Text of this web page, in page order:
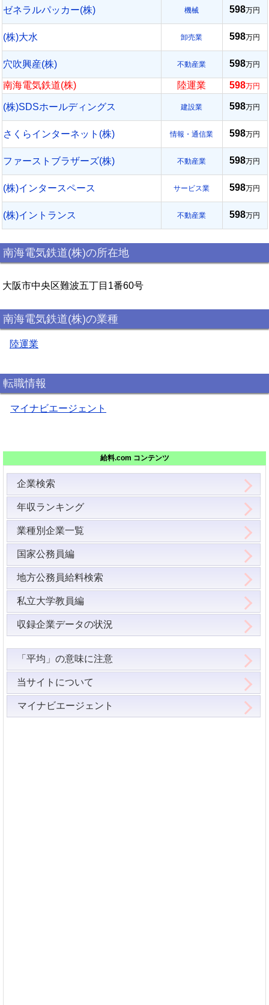
ゼネラルパッカー(株) 機械 598万円
(株)大水 卸売業 598万円
穴吹興産(株) 不動産業 598万円
南海電気鉄道(株) 陸運業 598万円
(株)SDSホールディングス 建設業 598万円
さくらインターネット(株) 情報・通信業 598万円
ファーストブラザーズ(株) 不動産業 598万円
(株)インタースペース サービス業 598万円
(株)イントランス 不動産業 598万円
南海電気鉄道(株)の所在地
大阪市中央区難波五丁目1番60号
南海電気鉄道(株)の業種
陸運業
転職情報
マイナビエージェント
給料.com コンテンツ
企業検索
年収ランキング
業種別企業一覧
国家公務員編
地方公務員給料検索
私立大学教員編
収録企業データの状況
「平均」の意味に注意
当サイトについて
マイナビエージェント